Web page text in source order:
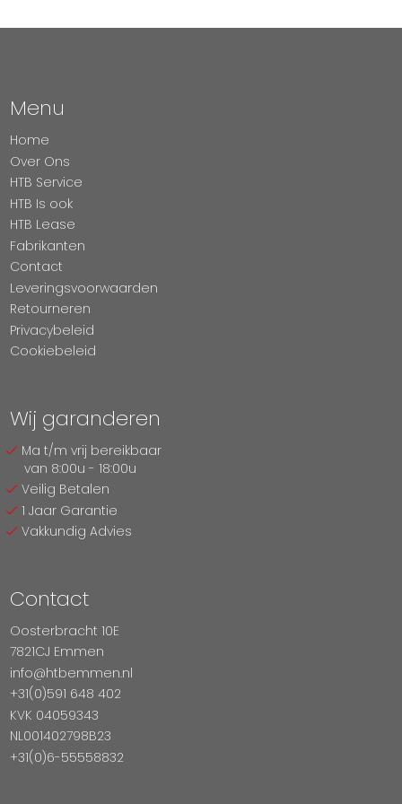
Menu
Home
Over Ons
HTB Service
HTB Is ook
HTB Lease
Fabrikanten
Contact
Leveringsvoorwaarden
Retourneren
Privacybeleid
Cookiebeleid
Wij garanderen
Ma t/m vrij bereikbaar
van 8:00u - 18:00u
Veilig Betalen
1 Jaar Garantie
Vakkundig Advies
Contact
Oosterbracht 10E
7821CJ Emmen
info@htbemmen.nl
+31(0)591 648 402
KVK 04059343
NL001402798B23
+31(0)6-55558832